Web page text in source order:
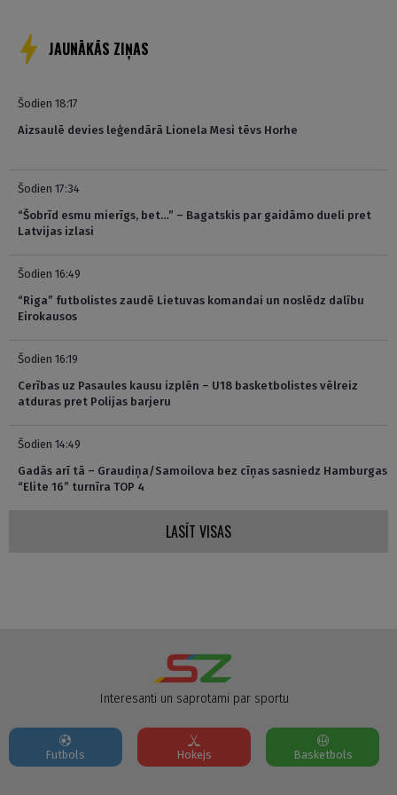
JAUNĀKĀS ZIŅAS
Šodien 18:17
Aizsaulē devies leģendārā Lionela Mesi tēvs Horhe
Šodien 17:34
“Šobrīd esmu mierīgs, bet…” – Bagatskis par gaidāmo dueli pret
Latvijas izlasi
Šodien 16:49
“Riga” futbolistes zaudē Lietuvas komandai un noslēdz dalību
Eirokausos
Šodien 16:19
Cerības uz Pasaules kausu izplēn – U18 basketbolistes vēlreiz
atduras pret Polijas barjeru
Šodien 14:49
Gadās arī tā – Graudiņa/Samoilova bez cīņas sasniedz Hamburgas
“Elite 16” turnīra TOP 4
LASĪT VISAS
Interesanti un saprotami par sportu
Futbols Hokejs Basketbols